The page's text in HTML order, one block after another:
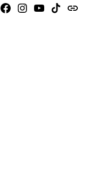
Faceboook
Instagram
YoutubeTiktokissuu